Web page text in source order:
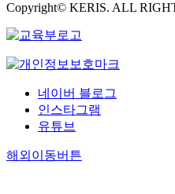
Copyright© KERIS. ALL
네이버 블로그
인스타그램
유튜브
해외이동버튼